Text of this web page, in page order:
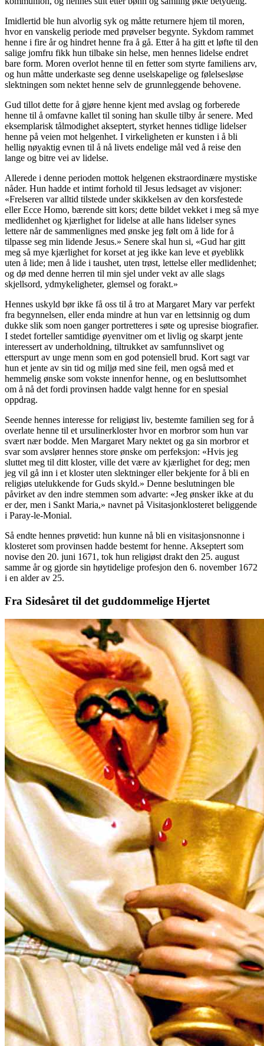
Imidlertid ble hun alvorlig syk og måtte returnere hjem til moren,
hvor en vanskelig periode med prøvelser begynte. Sykdom rammet
henne i fire år og hindret henne fra å gå. Etter å ha gitt et løfte til den
salige jomfru fikk hun tilbake sin helse, men hennes lidelse endret
bare form. Moren overlot henne til en fetter som styrte familiens arv,
og hun måtte underkaste seg denne uselskapelige og følelsesløse
slektningen som nektet henne selv de grunnleggende behovene.
Gud tillot dette for å gjøre henne kjent med avslag og forberede
henne til å omfavne kallet til soning han skulle tilby år senere. Med
eksemplarisk tålmodighet akseptert, styrket hennes tidlige lidelser
henne på veien mot helgenhet. I virkeligheten er kunsten i å bli
hellig nøyaktig evnen til å nå livets endelige mål ved å reise den
lange og bitre vei av lidelse.
Allerede i denne perioden mottok helgenen ekstraordinære mystiske
nåder. Hun hadde et intimt forhold til Jesus ledsaget av visjoner:
«Frelseren var alltid tilstede under skikkelsen av den korsfestede
eller Ecce Homo, bærende sitt kors; dette bildet vekket i meg så mye
medlidenhet og kjærlighet for lidelse at alle hans lidelser synes
lettere når de sammenlignes med ønske jeg følt om å lide for å
tilpasse seg min lidende Jesus.» Senere skal hun si, «Gud har gitt
meg så mye kjærlighet for korset at jeg ikke kan leve et øyeblikk
uten å lide; men å lide i taushet, uten trøst, lettelse eller medlidenhet;
og dø med denne herren til min sjel under vekt av alle slags
skjellsord, ydmykeligheter, glemsel og forakt.»
Hennes uskyld bør ikke få oss til å tro at Margaret Mary var perfekt
fra begynnelsen, eller enda mindre at hun var en lettsinnig og dum
dukke slik som noen ganger portretteres i søte og upresise biografier.
I stedet forteller samtidige øyenvitner om et livlig og skarpt jente
interessert av underholdning, tiltrukket av samfunnslivet og
etterspurt av unge menn som en god potensiell brud. Kort sagt var
hun et jente av sin tid og miljø med sine feil, men også med et
hemmelig ønske som vokste innenfor henne, og en besluttsomhet
om å nå det fordi provinsen hadde valgt henne for en spesial
oppdrag.
Seende hennes interesse for religiøst liv, bestemte familien seg for å
overlate henne til et ursulinerkloster hvor en morbror som hun var
svært nær bodde. Men Margaret Mary nektet og ga sin morbror et
svar som avslører hennes store ønske om perfeksjon: «Hvis jeg
sluttet meg til ditt kloster, ville det være av kjærlighet for deg; men
jeg vil gå inn i et kloster uten slektninger eller bekjente for å bli en
religiøs utelukkende for Guds skyld.» Denne beslutningen ble
påvirket av den indre stemmen som advarte: «Jeg ønsker ikke at du
er der, men i Sankt Maria,» navnet på Visitasjonklosteret beliggende
i Paray-le-Monial.
Så endte hennes prøvetid: hun kunne nå bli en visitasjonsnonne i
klosteret som provinsen hadde bestemt for henne. Akseptert som
novise den 20. juni 1671, tok hun religiøst drakt den 25. august
samme år og gjorde sin høytidelige profesjon den 6. november 1672
i en alder av 25.
Fra Sidesåret til det guddommelige Hjertet